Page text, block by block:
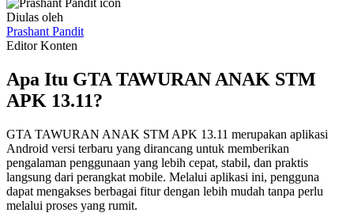
Diulas oleh
Prashant Pandit
Editor Konten
Apa Itu GTA TAWURAN ANAK STM
APK 13.11?
GTA TAWURAN ANAK STM APK 13.11 merupakan aplikasi
Android versi terbaru yang dirancang untuk memberikan
pengalaman penggunaan yang lebih cepat, stabil, dan praktis
langsung dari perangkat mobile. Melalui aplikasi ini, pengguna
dapat mengakses berbagai fitur dengan lebih mudah tanpa perlu
melalui proses yang rumit.